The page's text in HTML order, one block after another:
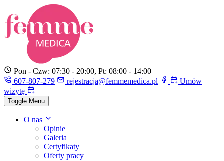
Pon - Czw: 07:30 - 20:00, Pt: 08:00 - 14:00
607-807-279
rejestracja@femmemedica.pl
Umów
wizytę
Toggle Menu
O nas
Opinie
Galeria
Certyfikaty
Oferty pracy